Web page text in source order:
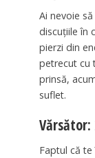
Ai nevoie
discuțiile în
pierzi din
petrecut cu
prinsă,
suflet.
Faptul că